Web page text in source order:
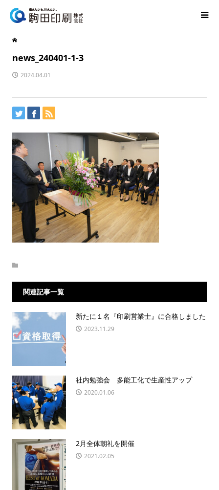
news_240401-1-3
2024.04.01
関連記事一覧
新たに１名『印刷営業士』に合格しました
2023.11.29
社内勉強会 多能工化で生産性アップ
2020.01.06
2月全体朝礼を開催
2021.02.05